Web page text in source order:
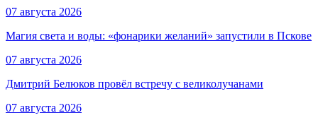
07 августа 2026
Магия света и воды: «фонарики желаний» запустили в Пскове
07 августа 2026
Дмитрий Белюков провёл встречу с великолучанами
07 августа 2026